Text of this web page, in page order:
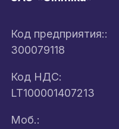
Код предприятия::
300079118
Код НДС:
LT100001407213
Моб.: